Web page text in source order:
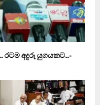
රටම අදුරු යුගයකට..-